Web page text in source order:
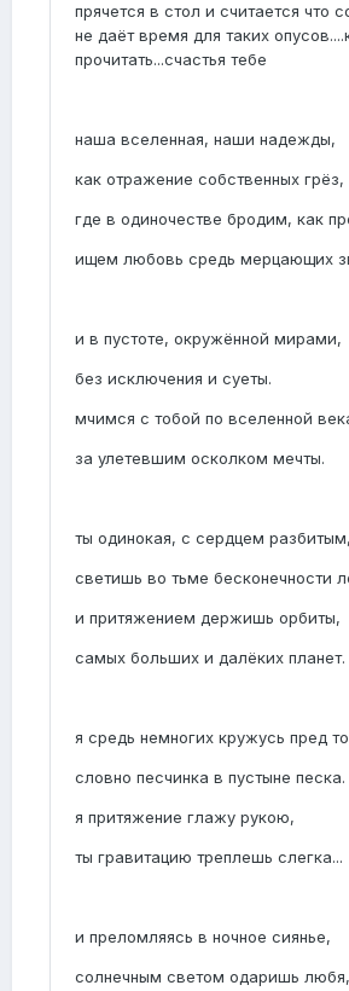
прячется в стол и считается что
не даёт время для таких
прочитать...счастья тебе
наша вселенная, наши надежды,
как отражение собственных грёз,
где в одиночестве бродим, как
ищем любовь средь мерцающих
и в пустоте, окружённой мирами,
без исключения и суеты.
мчимся с тобой по вселенной
за улетевшим осколком мечты.
ты одинокая, с сердцем разбитым,
светишь во тьме бесконечности
и притяжением держишь орбиты,
самых больших и далёких планет.
я средь немногих кружусь пред
словно песчинка в пустыне песка.
я притяжение глажу рукою,
ты гравитацию треплешь слегка...
и преломляясь в ночное сиянье,
солнечным светом одаришь любя,